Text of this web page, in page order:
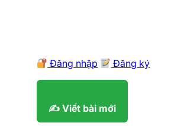
Đăng nhập Đăng ký
✍️ Viết bài mới